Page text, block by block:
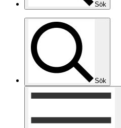
Sök
Sök